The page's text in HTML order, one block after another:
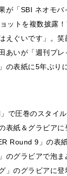
が「SBI ネオモ
ットを複数披露
えぐいです」。
あいが「週刊プ
の表紙に5年ぶり
で圧巻のスタイ
表紙＆グラビア
Round 9」の表
のグラビアで泡
」のグラビアに